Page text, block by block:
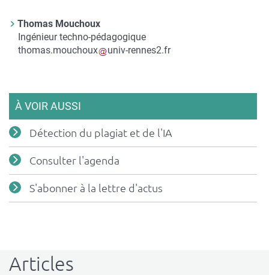
Nom
du
Thomas Mouchoux
Ingénieur techno-pédagogique
Courriel
thomas.mouchoux univ-rennes2.fr
À VOIR AUSSI
Détection du plagiat et de l'IA
Consulter l'agenda
S'abonner à la lettre d'actus
Articles